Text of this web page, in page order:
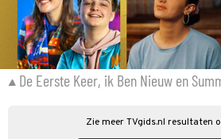
De Eerste Keer, ik Ben Nieuw en
Zie meer TVgids.nl resultaten